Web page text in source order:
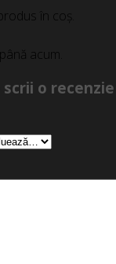
în coș.
acum.
scrii o